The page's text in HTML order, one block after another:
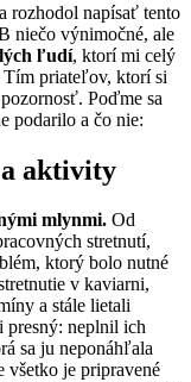
rozhodol napísať tento
niečo výnimočné, ale
ľudí, ktorí mi celý
Tím priateľov, ktorí si
Poďme sa
podarilo a čo nie:
aktivity
mlynmi. Od
stretnutí,
ktorý bolo nutné
v kaviarni,
a stále lietali
presný: neplnil ich
sa ju neponáhľala
všetko je pripravené